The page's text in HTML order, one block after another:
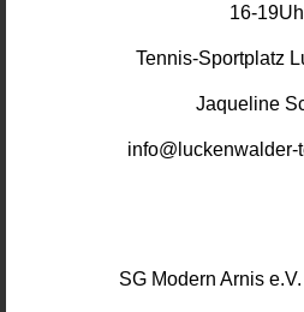
16-
Tennis-Sportplatz
Jaqueline
info@luckenwalder-
SG Modern Arnis